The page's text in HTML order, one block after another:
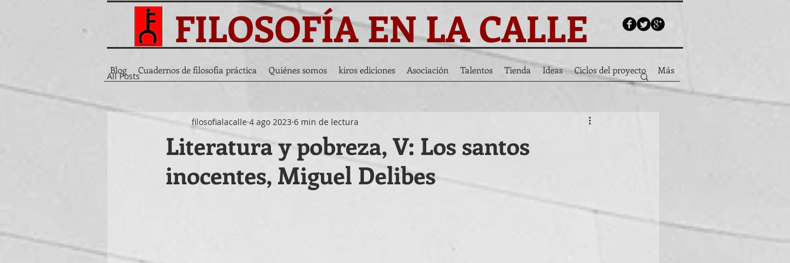
FILOSOFÍA EN LA CALLE
All Posts
Literatura y pobreza, V: Los santos
inocentes, Miguel Delibes
filosofialacalle 4 ago 2023 6 min de lectura
Blog Cuadernos de filosofia práctica Quiénes somos kiros ediciones Asociación Talentos Tienda Ideas Ciclos del proyecto Más